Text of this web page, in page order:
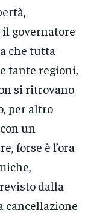
governatore
che tutta
tante regioni,
si ritrovano
per altro
un
forse è l’ora
dalla
cancellazione